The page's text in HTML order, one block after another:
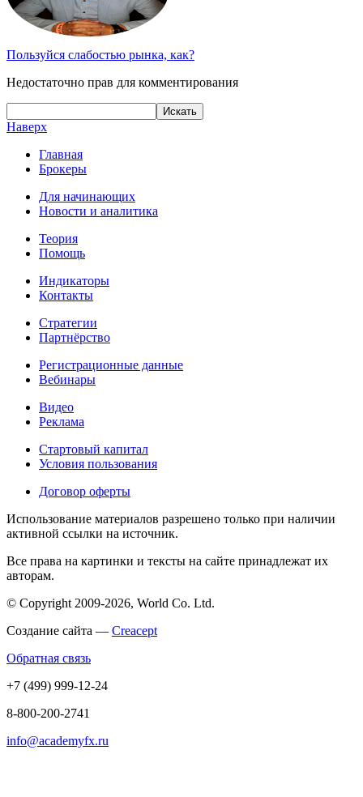
Пользуйся слабостью рынка, как?
Недостаточно прав для комментирования
Наверх
Главная
Брокеры
Для начинающих
Новости и аналитика
Теория
Помощь
Индикаторы
Контакты
Стратегии
Партнёрство
Регистрационные данные
Вебинары
Видео
Реклама
Стартовый капитал
Условия пользования
Договор оферты
Использование материалов разрешено только при наличии
активной ссылки на источник.
Все права на картинки и тексты на сайте принадлежат их
авторам.
© Copyright 2009-2026, World Co. Ltd.
Создание сайта — Creacept
Обратная связь
+7 (499) 999-12-24
8-800-200-2741
info@academyfx.ru